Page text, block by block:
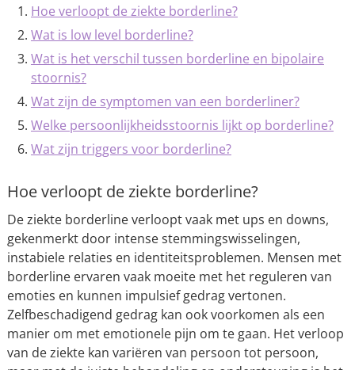
Hoe verloopt de ziekte borderline?
Wat is low level borderline?
Wat is het verschil tussen borderline en bipolaire
stoornis?
Wat zijn de symptomen van een borderliner?
Welke persoonlijkheidsstoornis lijkt op borderline?
Wat zijn triggers voor borderline?
Hoe verloopt de ziekte borderline?
De ziekte borderline verloopt vaak met ups en downs,
gekenmerkt door intense stemmingswisselingen,
instabiele relaties en identiteitsproblemen. Mensen met
borderline ervaren vaak moeite met het reguleren van
emoties en kunnen impulsief gedrag vertonen.
Zelfbeschadigend gedrag kan ook voorkomen als een
manier om met emotionele pijn om te gaan. Het verloop
van de ziekte kan variëren van persoon tot persoon,